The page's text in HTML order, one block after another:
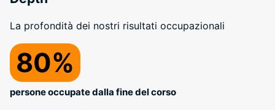
La profondità dei nostri risultati occupazionali
80%
persone occupate dalla fine del corso